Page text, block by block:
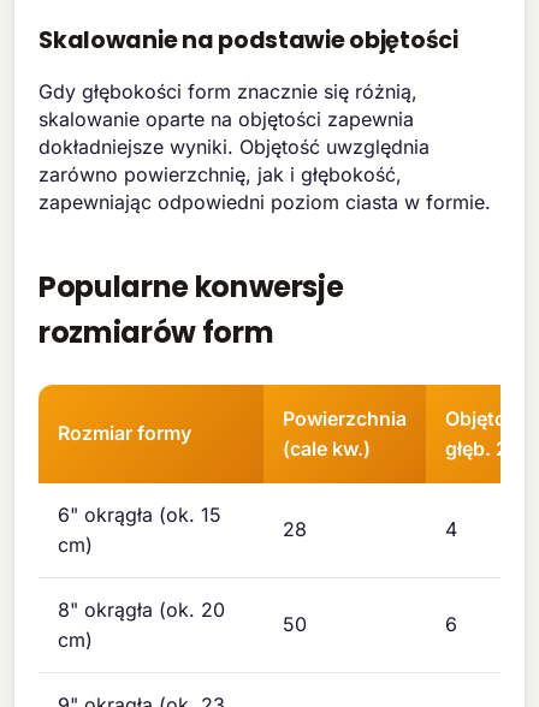
Skalowanie na podstawie objętości
Gdy głębokości form znacznie się różnią,
skalowanie oparte na objętości zapewnia
dokładniejsze wyniki. Objętość uwzględnia
zarówno powierzchnię, jak i głębokość,
zapewniając odpowiedni poziom ciasta w formie.
Popularne konwersje
rozmiarów form
Rozmiar formy
Powierzchnia
(cale kw.)
Objętość
głęb. 2"
6" okrągła (ok. 15
cm)
28 4
8" okrągła (ok. 20
cm)
50 6